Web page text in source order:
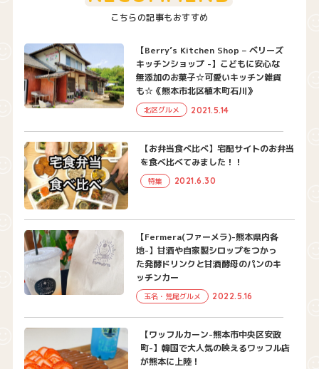
こちらの記事もおすすめ
【Berry’s Kitchen Shop – ベリーズ
キッチンショップ -】こどもに安心な
無添加のお菓子☆可愛いキッチン雑貨
も☆《熊本市北区植木町石川》
北区グルメ 2021.5.14
【お弁当食べ比べ】宅配サイトのお弁当
を食べ比べてみました！！
特集 2021.6.30
【Fermera(ファーメラ)-熊本県内各
地-】甘酒や自家製シロップをつかっ
た発酵ドリンクと甘酒酵母のパンのキ
ッチンカー
玉名・荒尾グルメ 2022.5.16
【ワッフルカーン-熊本市中央区安政
町-】韓国で大人気の映えるワッフル店
が熊本に上陸！